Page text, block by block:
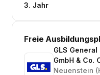
3. Jahr
Freie
GLS
GmbH & Co.
Neuenstein